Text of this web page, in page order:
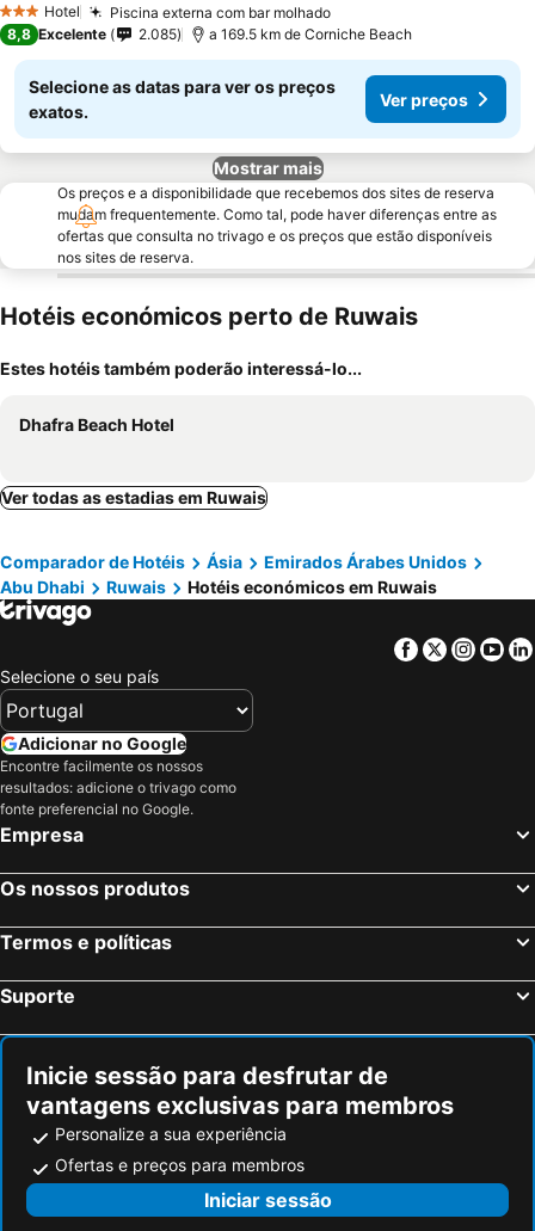
3 EstrelasHotel Piscina externa com bar molhado
8,8 Excelente 2.085 a 169.5 km de Corniche Beach
Selecione as datas para ver os preços
exatos.
Ver preços
Mostrar mais
Os preços e a disponibilidade que recebemos dos sites de reserva
mudam frequentemente. Como tal, pode haver diferenças entre as
ofertas que consulta no trivago e os preços que estão disponíveis
nos sites de reserva.
Hotéis económicos perto de Ruwais
Estes hotéis também poderão interessá-lo...
Dhafra Beach Hotel
Ver todas as estadias em Ruwais
Comparador de Hotéis Ásia
Emirados Árabes Unidos
Abu Dhabi
Ruwais Hotéis económicos em Ruwais
Facebook
Twitter
Selecione o seu país
Adicionar no Google
Encontre facilmente os nossos
resultados: adicione o trivago como
fonte preferencial no Google.
Empresa
Os nossos produtos
Termos e políticas
Suporte
Inicie sessão para desfrutar de
vantagens exclusivas para membros
Personalize a sua experiência
Ofertas e preços para membros
Iniciar sessão